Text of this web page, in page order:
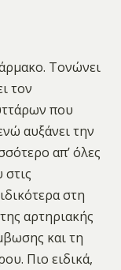
Τονώνει
τον
που
αυξάνει την
απ’ όλες
στις
στη
αρτηριακής
και τη
Πιο ειδικά,